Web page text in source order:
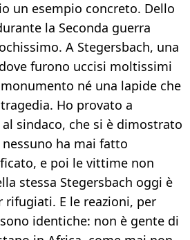
un esempio concreto. Dello
la Seconda guerra
A Stegersbach, una
furono uccisi moltissimi
né una lapide che
Ho provato a
sindaco, che si è dimostrato
ha mai fatto
e poi le vittime non
stessa Stegersbach oggi è
E le reazioni, per
identiche: non è gente di